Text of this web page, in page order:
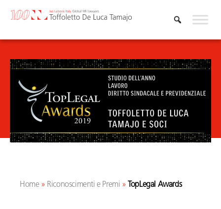
Home» Riconoscimenti e Premi » TopLegal Awards